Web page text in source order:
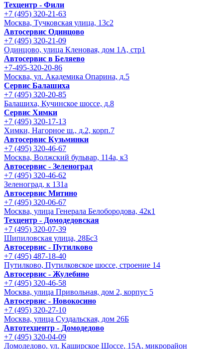
Техцентр - Фили
+7 (495) 320-21-63
Москва, Тучковская улица, 13с2
Автосервис Одинцово
+7 (495) 320-21-09
Одинцово, улица Кленовая, дом 1А, стр1
Автосервис в Беляево
+7-495-320-20-86
Москва, ул. Академика Опарина, д.5
Сервис Балашиха
+7 (495) 320-20-85
Балашиха, Кучинское шоссе, д.8
Сервис Химки
+7 (495) 320-17-13
Химки, Нагорное ш., д.2, корп.7
Автосервис Кузьминки
+7 (495) 320-46-67
Москва, Волжский бульвар, 114а, к3
Автосервис - Зеленоград
+7 (495) 320-46-62
Зеленоград, к 131а
Автосервис Митино
+7 (495) 320-06-67
Москва, улица Генерала Белобородова, 42к1
Техцентр - Домодедовская
+7 (495) 320-07-39
Шипиловская улица, 28Бс3
Автосервис - Путилково
+7 (495) 487-18-40
Путилково, Путилковское шоссе, строение 14
Автосервис - Жулебино
+7 (495) 320-46-58
Москва, улица Привольная, дом 2, корпус 5
Автосервис - Новокосино
+7 (495) 320-27-10
Москва, улица Суздальская, дом 26Б
Автотехцентр - Домодедово
+7 (495) 320-04-09
Домодедово, ул. Каширское Шоссе, 15А, микрорайон